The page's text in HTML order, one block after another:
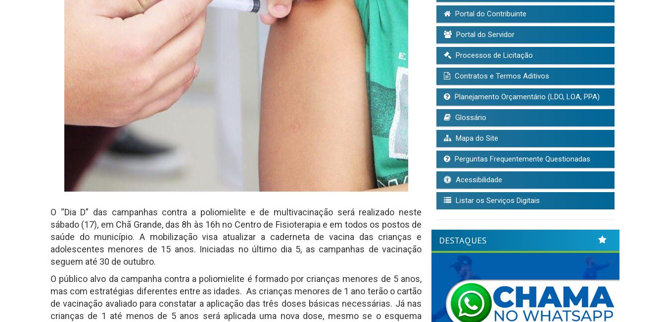
O “Dia D” das campanhas contra a poliomielite e de multivacinação será realizado neste
sábado (17), em Chã Grande, das 8h às 16h no Centro de Fisioterapia e em todos os postos de
saúde do município. A mobilização visa atualizar a caderneta de vacina das crianças e
adolescentes menores de 15 anos. Iniciadas no último dia 5, as campanhas de vacinação
seguem até 30 de outubro.
O público alvo da campanha contra a poliomielite é formado por crianças menores de 5 anos,
mas com estratégias diferentes entre as idades. As crianças menores de 1 ano terão o cartão
de vacinação avaliado para constatar a aplicação das três doses básicas necessárias. Já nas
crianças de 1 até menos de 5 anos será aplicada uma nova dose, mesmo se o esquema
Portal do Contribuinte
Portal do Servidor
Processos de Licitação
Contratos e Termos Aditivos
Planejamento Orçamentário (LDO, LOA, PPA)
Glossário
Mapa do Site
Perguntas Frequentemente Questionadas
Acessibilidade
Listar os Serviços Digitais
DESTAQUES